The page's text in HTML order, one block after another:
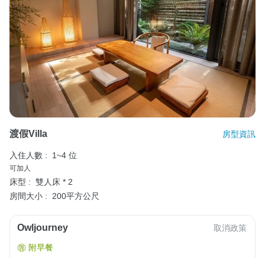
渡假villa 房型資訊
入住人數 : 1~4 位
可加人
床型 : 雙人床 * 2
房間大小 : 200平方公尺
Owljourney 取消政策
附早餐